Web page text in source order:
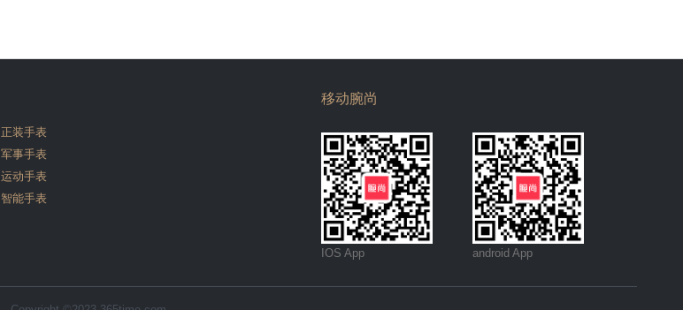
正装手表
军事手表
运动手表
智能手表
移动腕尚
IOS App android App